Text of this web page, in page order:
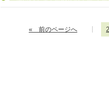
« 前のページへ 2